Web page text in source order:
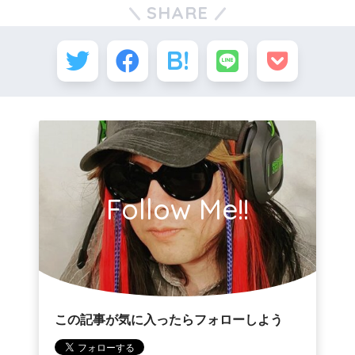
SHARE
Follow Me!!
この記事が気に入ったらフォローしよう